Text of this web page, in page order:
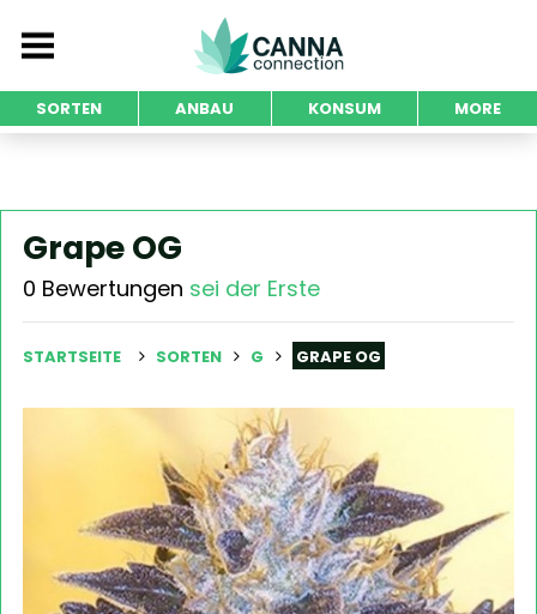
SORTEN ANBAU KONSUM MORE
Grape OG
0 Bewertungen sei der Erste
STARTSEITE SORTEN G GRAPE OG